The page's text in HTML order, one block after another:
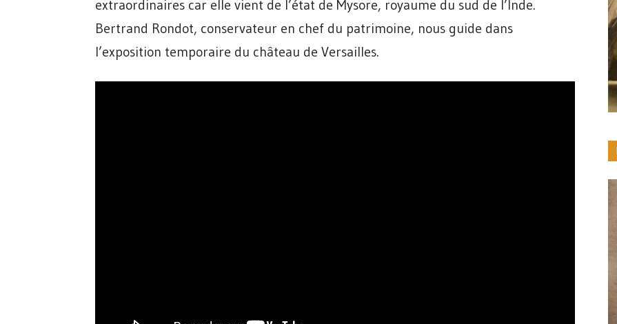
extraordinaires car elle vient de l’état de Mysore, royaume du sud de l’Inde.
Bertrand Rondot, conservateur en chef du patrimoine, nous guide dans
l’exposition temporaire du château de Versailles.